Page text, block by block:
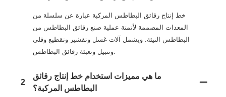
خط إنتاج رقائق البطاطس المركبة عبارة عن سلسلة من
المعدات المصممة لأتمتة عملية صنع رقائق البطاطس من
البطاطس النيئة. ويشمل آلات غسل وتقشير وتقطيع وقلي
2
ما هي مميزات استخدام خط إنتاج رقائق
البطاطس المركبة؟